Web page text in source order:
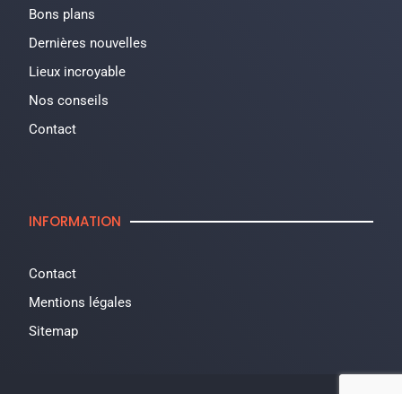
Bons plans
Dernières nouvelles
Lieux incroyable
Nos conseils
Contact
INFORMATION
Contact
Mentions légales
Sitemap